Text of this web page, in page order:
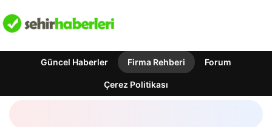
Güncel Haberler Firma Rehberi Forum
Çerez Politikası